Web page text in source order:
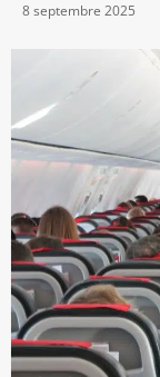
8 septembre 2025